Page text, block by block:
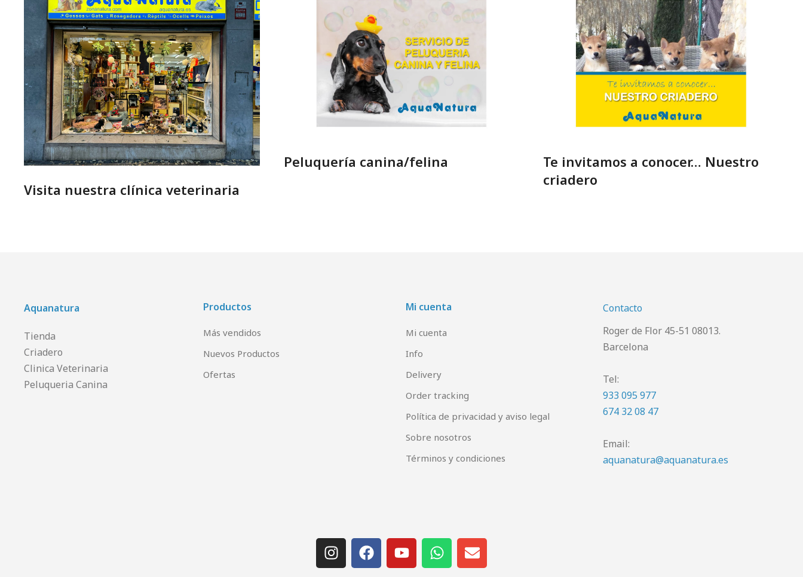
Visita nuestra clínica veterinaria
Peluquería canina/felina
Te invitamos a conocer… Nuestro
criadero
Aquanatura
Tienda
Criadero
Clinica Veterinaria
Peluqueria Canina
Productos
Más vendidos
Nuevos Productos
Ofertas
Mi cuenta
Mi cuenta
Info
Delivery
Order tracking
Política de privacidad y aviso legal
Sobre nosotros
Términos y condiciones
Contacto
Roger de Flor 45-51 08013.
Barcelona
Tel:
933 095 977
674 32 08 47
Email:
aquanatura@aquanatura.es